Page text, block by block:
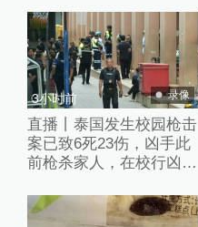
3小时前 录像
直播丨泰国发生校园枪击
案已致6死23伤，凶手此
前枪杀家人，在校行凶后